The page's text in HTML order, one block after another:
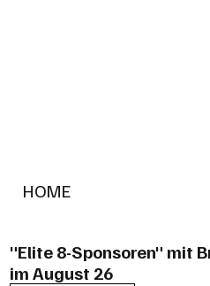
HOME
"Elite 8-Sponsoren" mit
im August 26